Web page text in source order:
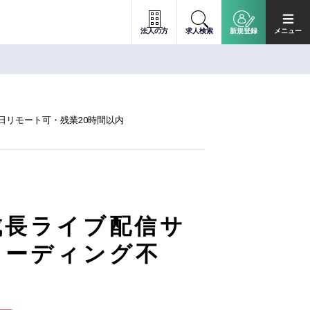
法人の方 求人検索 新規登録 メニュー
リモート可・残業20時間以内
ライブ配信サ
ディング不